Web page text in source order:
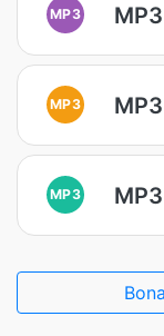
MP3
MP3
MP3